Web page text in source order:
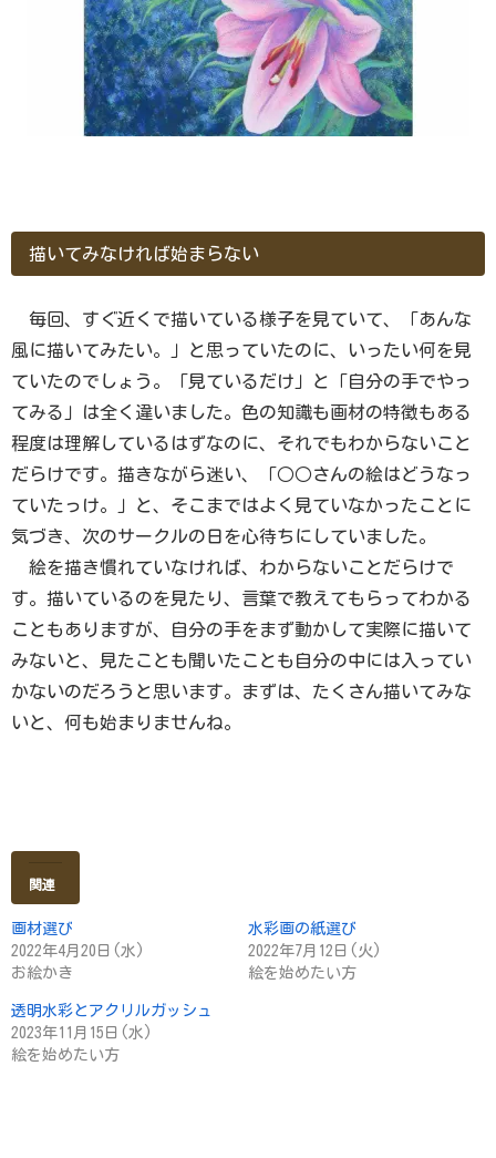
描いてみなければ始まらない
毎回、すぐ近くで描いている様子を見ていて、「あんな
風に描いてみたい。」と思っていたのに、いったい何を見
ていたのでしょう。「見ているだけ」と「自分の手でやっ
てみる」は全く違いました。色の知識も画材の特徴もある
程度は理解しているはずなのに、それでもわからないこと
だらけです。描きながら迷い、「○○さんの絵はどうなっ
ていたっけ。」と、そこまではよく見ていなかったことに
気づき、次のサークルの日を心待ちにしていました。
絵を描き慣れていなければ、わからないことだらけで
す。描いているのを見たり、言葉で教えてもらってわかる
こともありますが、自分の手をまず動かして実際に描いて
みないと、見たことも聞いたことも自分の中には入ってい
かないのだろうと思います。まずは、たくさん描いてみな
いと、何も始まりませんね。
関連
画材選び
2022年4月20日(水)
お絵かき
水彩画の紙選び
2022年7月12日(火)
絵を始めたい方
透明水彩とアクリルガッシュ
2023年11月15日(水)
絵を始めたい方